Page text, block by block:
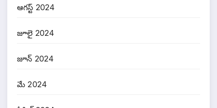
ఆగస్ట్ 2024
జూలై 2024
జూన్ 2024
మే 2024